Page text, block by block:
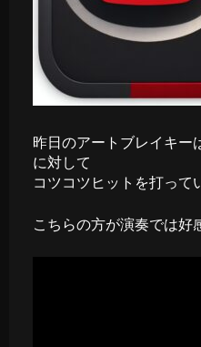
昨日のアートブレイキー
に対して
コツコツヒットを打って
こちらの方が演奏では好